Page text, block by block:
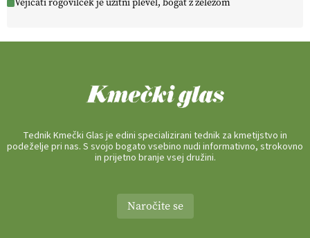
Tednik Kmečki Glas je edini specializirani tednik za kmetijstvo in
podeželje pri nas. S svojo bogato vsebino nudi informativno, strokovno
in prijetno branje vsej družini.
Naročite se